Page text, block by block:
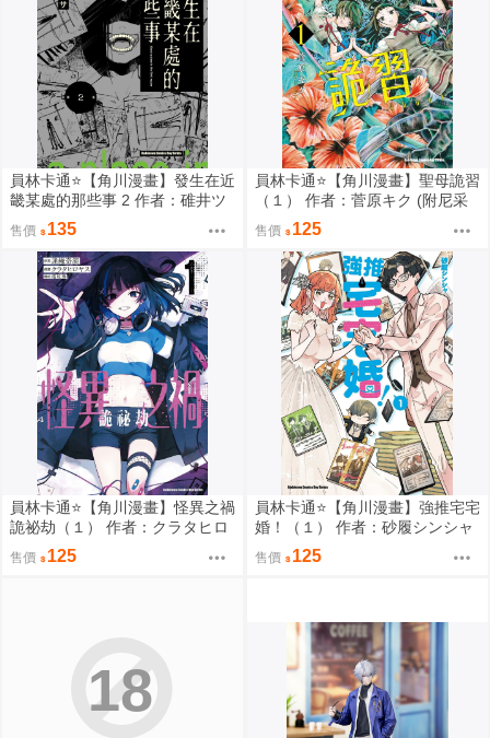
員林卡通⭐️【角川漫畫】發生在近
畿某處的那些事 2 作者：碓井ツ
カサ (附尼采書套)
售價 135
員林卡通⭐️【角川漫畫】聖母詭習
（１） 作者：菅原キク (附尼采
售價 125
員林卡通⭐️【角川漫畫】怪異之禍
詭祕劫（１） 作者：クラタヒロ
ヤス (附尼采書套)
售價 125
員林卡通⭐️【角川漫畫】強推宅宅
婚！（１） 作者：砂履シンシャ
(附尼采書套)
售價 125
18